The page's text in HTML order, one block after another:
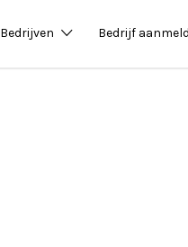
Bedrijven Bedrijf